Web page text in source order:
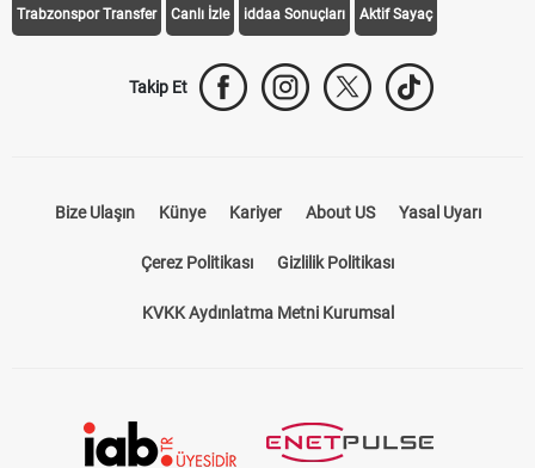
Trabzonspor Transfer Canlı İzle iddaa Sonuçları Aktif Sayaç
Takip Et
Bize Ulaşın Künye Kariyer About US Yasal Uyarı
Çerez Politikası Gizlilik Politikası
KVKK Aydınlatma Metni Kurumsal